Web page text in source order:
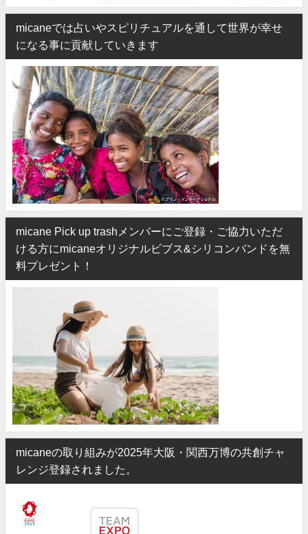
micaneでは占いやスピリチュアルを通して世界が幸せ
になる事に貢献していきます
micane Pick up trashメンバーにご登録・ご協力いただ
ける方にmicaneオリジナルビブス&シリコンバンドを無
料プレゼント！
micaneの取り組みが2025年大阪・関西万博の共創チャ
レンジ登録されました。